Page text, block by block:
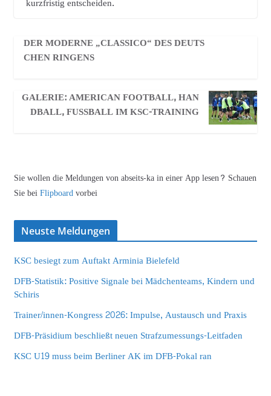
kurzfristig entscheiden.
DER MODERNE „CLASSICO“ DES DEUTS
CHEN RINGENS
GALERIE: AMERICAN FOOTBALL, HAN
DBALL, FUSSBALL IM KSC-TRAINING
Sie wollen die Meldungen von abseits-ka in einer App lesen? Schauen
Sie beiFlipboardvorbei
Neuste Meldungen
KSC besiegt zum Auftakt Arminia Bielefeld
DFB-Statistik: Positive Signale bei Mädchenteams, Kindern und
Schiris
Trainer/innen-Kongress 2026: Impulse, Austausch und Praxis
DFB-Präsidium beschließt neuen Strafzumessungs-Leitfaden
KSC U19 muss beim Berliner AK im DFB-Pokal ran